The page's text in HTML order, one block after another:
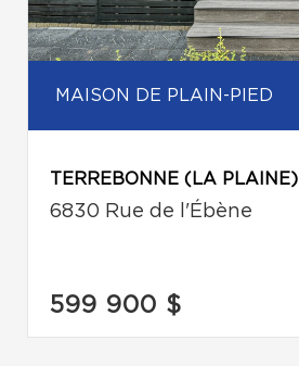
MAISON DE PLAIN-PIED
TERREBONNE (LA PLAINE)
6830 Rue de l'Ébène
599 900 $